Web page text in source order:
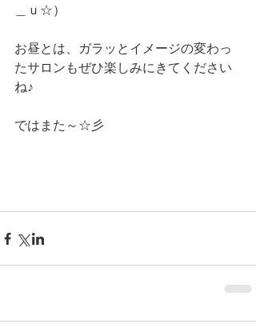
＿ｕ☆）
お昼とは、ガラッとイメージの変わっ
たサロンもぜひ楽しみにきてください
ね♪
ではまた～☆彡